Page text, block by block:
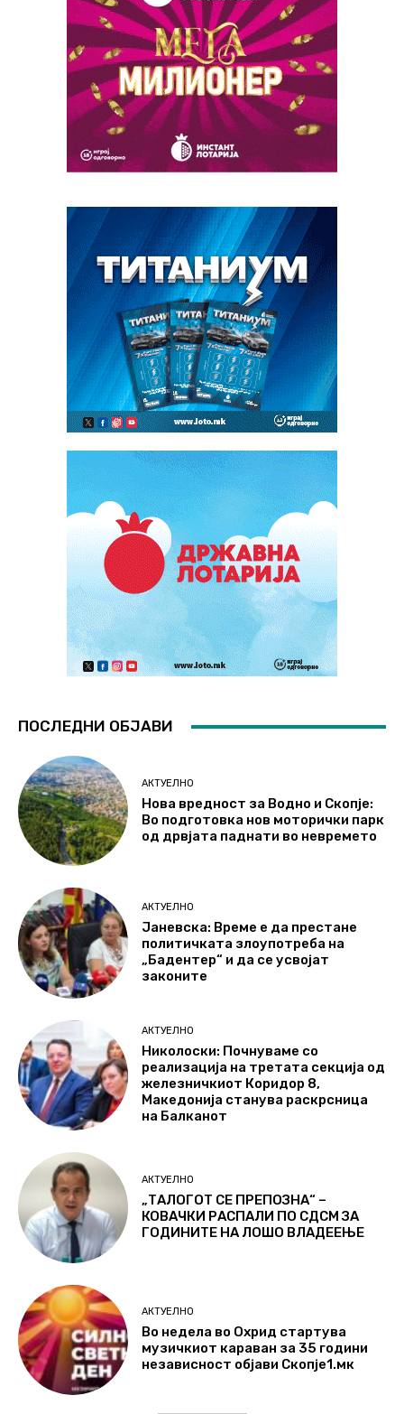
ПОСЛЕДНИ ОБЈАВИ
АКТУЕЛНО
Нова вредност за Водно и Скопје:
Во подготовка нов моторички парк
од дрвјата паднати во невремето
АКТУЕЛНО
Јаневска: Време е да престане
политичката злоупотреба на
„Бадентер“ и да се усвојат
законите
АКТУЕЛНО
Николоски: Почнуваме со
реализација на третата секција од
железничкиот Коридор 8,
Македонија станува раскрсница
на Балканот
АКТУЕЛНО
„ТАЛОГОТ СЕ ПРЕПОЗНА“ –
КОВАЧКИ РАСПАЛИ ПО СДСМ ЗА
ГОДИНИТЕ НА ЛОШО ВЛАДЕЕЊЕ
АКТУЕЛНО
Во недела во Охрид стартува
музичкиот караван за 35 години
независност објави Скопје1.мк